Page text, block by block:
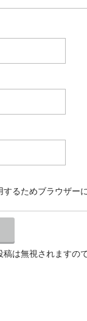
するためブラウザー
稿は無視されますの